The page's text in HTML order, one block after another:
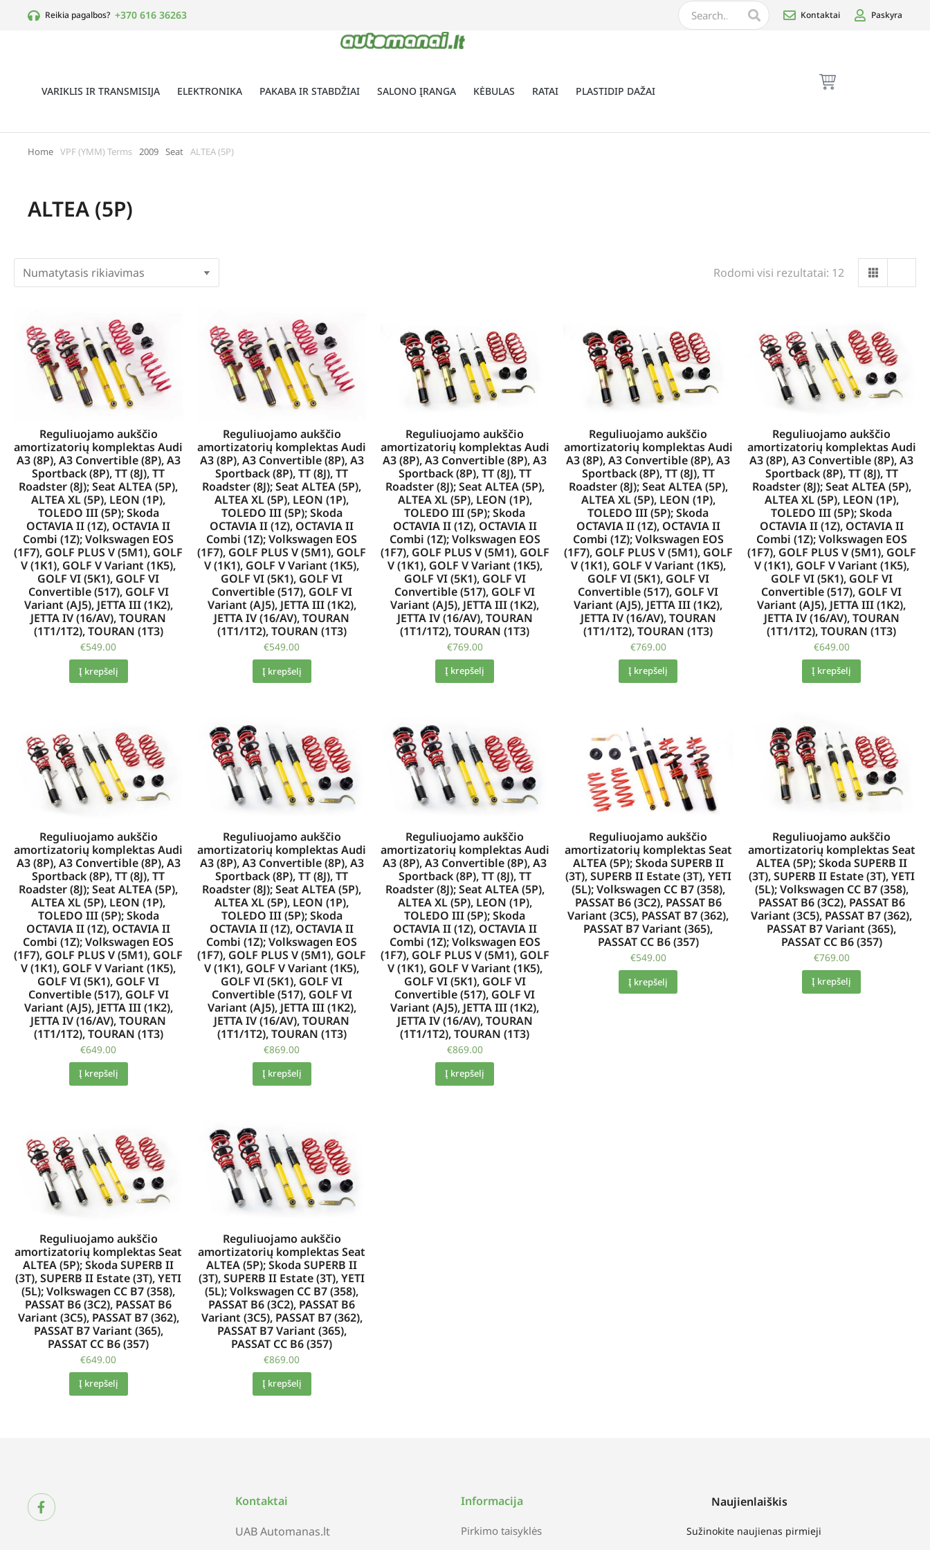
Reikia pagalbos? +370 616 36263 Kontaktai Paskyra
VARIKLIS IR TRANSMISIJA ELEKTRONIKA PAKABA IR STABDŽIAI SALONO ĮRANGA KĖBULAS RATAI PLASTIDIP DAŽAI
You are here:
Home VPF (YMM) Terms 2009 Seat ALTEA (5P)
ALTEA (5P)
Rodomi visi rezultatai: 12
Reguliuojamo aukščio
amortizatorių komplektas Audi
A3 (8P), A3 Convertible (8P), A3
Sportback (8P), TT (8J), TT
Roadster (8J); Seat ALTEA (5P),
ALTEA XL (5P), LEON (1P),
TOLEDO III (5P); Skoda
OCTAVIA II (1Z), OCTAVIA II
Combi (1Z); Volkswagen EOS
(1F7), GOLF PLUS V (5M1), GOLF
V (1K1), GOLF V Variant (1K5),
GOLF VI (5K1), GOLF VI
Convertible (517), GOLF VI
Variant (AJ5), JETTA III (1K2),
JETTA IV (16/AV), TOURAN
(1T1/1T2), TOURAN (1T3)
€549.00
Į krepšelį
Reguliuojamo aukščio
amortizatorių komplektas Audi
A3 (8P), A3 Convertible (8P), A3
Sportback (8P), TT (8J), TT
Roadster (8J); Seat ALTEA (5P),
ALTEA XL (5P), LEON (1P),
TOLEDO III (5P); Skoda
OCTAVIA II (1Z), OCTAVIA II
Combi (1Z); Volkswagen EOS
(1F7), GOLF PLUS V (5M1), GOLF
V (1K1), GOLF V Variant (1K5),
GOLF VI (5K1), GOLF VI
Convertible (517), GOLF VI
Variant (AJ5), JETTA III (1K2),
JETTA IV (16/AV), TOURAN
(1T1/1T2), TOURAN (1T3)
€549.00
Į krepšelį
Reguliuojamo aukščio
amortizatorių komplektas Audi
A3 (8P), A3 Convertible (8P), A3
Sportback (8P), TT (8J), TT
Roadster (8J); Seat ALTEA (5P),
ALTEA XL (5P), LEON (1P),
TOLEDO III (5P); Skoda
OCTAVIA II (1Z), OCTAVIA II
Combi (1Z); Volkswagen EOS
(1F7), GOLF PLUS V (5M1), GOLF
V (1K1), GOLF V Variant (1K5),
GOLF VI (5K1), GOLF VI
Convertible (517), GOLF VI
Variant (AJ5), JETTA III (1K2),
JETTA IV (16/AV), TOURAN
(1T1/1T2), TOURAN (1T3)
€769.00
Į krepšelį
Reguliuojamo aukščio
amortizatorių komplektas Audi
A3 (8P), A3 Convertible (8P), A3
Sportback (8P), TT (8J), TT
Roadster (8J); Seat ALTEA (5P),
ALTEA XL (5P), LEON (1P),
TOLEDO III (5P); Skoda
OCTAVIA II (1Z), OCTAVIA II
Combi (1Z); Volkswagen EOS
(1F7), GOLF PLUS V (5M1), GOLF
V (1K1), GOLF V Variant (1K5),
GOLF VI (5K1), GOLF VI
Convertible (517), GOLF VI
Variant (AJ5), JETTA III (1K2),
JETTA IV (16/AV), TOURAN
(1T1/1T2), TOURAN (1T3)
€769.00
Į krepšelį
Reguliuojamo aukščio
amortizatorių komplektas Audi
A3 (8P), A3 Convertible (8P), A3
Sportback (8P), TT (8J), TT
Roadster (8J); Seat ALTEA (5P),
ALTEA XL (5P), LEON (1P),
TOLEDO III (5P); Skoda
OCTAVIA II (1Z), OCTAVIA II
Combi (1Z); Volkswagen EOS
(1F7), GOLF PLUS V (5M1), GOLF
V (1K1), GOLF V Variant (1K5),
GOLF VI (5K1), GOLF VI
Convertible (517), GOLF VI
Variant (AJ5), JETTA III (1K2),
JETTA IV (16/AV), TOURAN
(1T1/1T2), TOURAN (1T3)
€649.00
Į krepšelį
Reguliuojamo aukščio
amortizatorių komplektas Audi
A3 (8P), A3 Convertible (8P), A3
Sportback (8P), TT (8J), TT
Roadster (8J); Seat ALTEA (5P),
ALTEA XL (5P), LEON (1P),
TOLEDO III (5P); Skoda
OCTAVIA II (1Z), OCTAVIA II
Combi (1Z); Volkswagen EOS
(1F7), GOLF PLUS V (5M1), GOLF
V (1K1), GOLF V Variant (1K5),
GOLF VI (5K1), GOLF VI
Convertible (517), GOLF VI
Variant (AJ5), JETTA III (1K2),
JETTA IV (16/AV), TOURAN
(1T1/1T2), TOURAN (1T3)
€649.00
Į krepšelį
Reguliuojamo aukščio
amortizatorių komplektas Audi
A3 (8P), A3 Convertible (8P), A3
Sportback (8P), TT (8J), TT
Roadster (8J); Seat ALTEA (5P),
ALTEA XL (5P), LEON (1P),
TOLEDO III (5P); Skoda
OCTAVIA II (1Z), OCTAVIA II
Combi (1Z); Volkswagen EOS
(1F7), GOLF PLUS V (5M1), GOLF
V (1K1), GOLF V Variant (1K5),
GOLF VI (5K1), GOLF VI
Convertible (517), GOLF VI
Variant (AJ5), JETTA III (1K2),
JETTA IV (16/AV), TOURAN
(1T1/1T2), TOURAN (1T3)
€869.00
Į krepšelį
Reguliuojamo aukščio
amortizatorių komplektas Audi
A3 (8P), A3 Convertible (8P), A3
Sportback (8P), TT (8J), TT
Roadster (8J); Seat ALTEA (5P),
ALTEA XL (5P), LEON (1P),
TOLEDO III (5P); Skoda
OCTAVIA II (1Z), OCTAVIA II
Combi (1Z); Volkswagen EOS
(1F7), GOLF PLUS V (5M1), GOLF
V (1K1), GOLF V Variant (1K5),
GOLF VI (5K1), GOLF VI
Convertible (517), GOLF VI
Variant (AJ5), JETTA III (1K2),
JETTA IV (16/AV), TOURAN
(1T1/1T2), TOURAN (1T3)
€869.00
Į krepšelį
Reguliuojamo aukščio
amortizatorių komplektas Seat
ALTEA (5P); Skoda SUPERB II
(3T), SUPERB II Estate (3T), YETI
(5L); Volkswagen CC B7 (358),
PASSAT B6 (3C2), PASSAT B6
Variant (3C5), PASSAT B7 (362),
PASSAT B7 Variant (365),
PASSAT CC B6 (357)
€549.00
Į krepšelį
Reguliuojamo aukščio
amortizatorių komplektas Seat
ALTEA (5P); Skoda SUPERB II
(3T), SUPERB II Estate (3T), YETI
(5L); Volkswagen CC B7 (358),
PASSAT B6 (3C2), PASSAT B6
Variant (3C5), PASSAT B7 (362),
PASSAT B7 Variant (365),
PASSAT CC B6 (357)
€769.00
Į krepšelį
Reguliuojamo aukščio
amortizatorių komplektas Seat
ALTEA (5P); Skoda SUPERB II
(3T), SUPERB II Estate (3T), YETI
(5L); Volkswagen CC B7 (358),
PASSAT B6 (3C2), PASSAT B6
Variant (3C5), PASSAT B7 (362),
PASSAT B7 Variant (365),
PASSAT CC B6 (357)
€649.00
Į krepšelį
Reguliuojamo aukščio
amortizatorių komplektas Seat
ALTEA (5P); Skoda SUPERB II
(3T), SUPERB II Estate (3T), YETI
(5L); Volkswagen CC B7 (358),
PASSAT B6 (3C2), PASSAT B6
Variant (3C5), PASSAT B7 (362),
PASSAT B7 Variant (365),
PASSAT CC B6 (357)
€869.00
Į krepšelį
Kontaktai
UAB Automanas.lt
Informacija
Pirkimo taisyklės
Naujienlaiškis
Sužinokite naujienas pirmieji